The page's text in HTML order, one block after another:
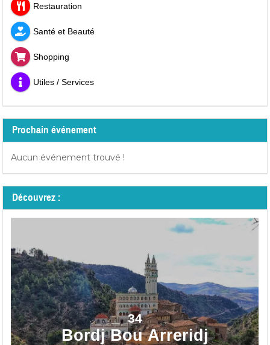
Restauration
Santé et Beauté
Shopping
Utiles / Services
Prochain événement
Aucun événement trouvé !
Découvrez :
34
Bordj Bou Arreridj